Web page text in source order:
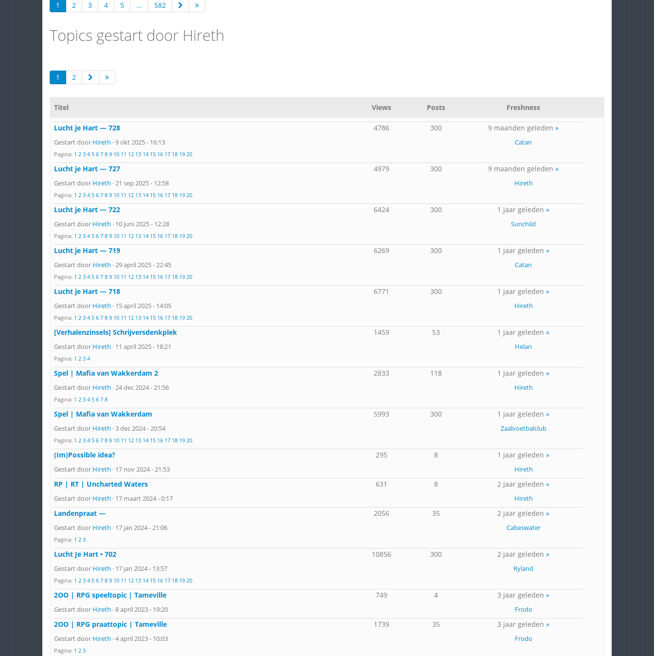
1 2 3 4 5 ... 582
Topics gestart door Hireth
1 2
Titel Views Posts Freshness
Lucht je Hart — 728
Gestart door Hireth · 9 okt 2025 - 16:13
Pagina: 1 2 3 4 5 6 7 8 9 10 11 12 13 14 15 16 17 18 19 20
4786 300 9 maanden geleden»
Catan
Lucht je Hart — 727
Gestart door Hireth · 21 sep 2025 - 12:58
Pagina: 1 2 3 4 5 6 7 8 9 10 11 12 13 14 15 16 17 18 19 20
4979 300 9 maanden geleden»
Hireth
Lucht je Hart — 722
Gestart door Hireth · 10 juni 2025 - 12:28
Pagina: 1 2 3 4 5 6 7 8 9 10 11 12 13 14 15 16 17 18 19 20
6424 300 1 jaar geleden»
Sunchild
Lucht je Hart — 719
Gestart door Hireth · 29 april 2025 - 22:45
Pagina: 1 2 3 4 5 6 7 8 9 10 11 12 13 14 15 16 17 18 19 20
6269 300 1 jaar geleden»
Catan
Lucht je Hart — 718
Gestart door Hireth · 15 april 2025 - 14:05
Pagina: 1 2 3 4 5 6 7 8 9 10 11 12 13 14 15 16 17 18 19 20
6771 300 1 jaar geleden»
Hireth
[Verhalenzinsels] Schrijversdenkplek
Gestart door Hireth · 11 april 2025 - 18:21
Pagina: 1 2 3 4
1459 53 1 jaar geleden»
Helan
Spel | Mafia van Wakkerdam 2
Gestart door Hireth · 24 dec 2024 - 21:56
Pagina: 1 2 3 4 5 6 7 8
2833 118 1 jaar geleden»
Hireth
Spel | Mafia van Wakkerdam
Gestart door Hireth · 3 dec 2024 - 20:54
Pagina: 1 2 3 4 5 6 7 8 9 10 11 12 13 14 15 16 17 18 19 20
5993 300 1 jaar geleden»
Zaalvoetbalclub
(Im)Possible idea?
Gestart door Hireth · 17 nov 2024 - 21:53
295 8 1 jaar geleden»
Hireth
RP | RT | Uncharted Waters
Gestart door Hireth · 17 maart 2024 - 0:17
631 8 2 jaar geleden»
Hireth
Landenpraat —
Gestart door Hireth · 17 jan 2024 - 21:06
Pagina: 1 2 3
2056 35 2 jaar geleden»
Cabeswater
Lucht Je Hart • 702
Gestart door Hireth · 17 jan 2024 - 13:57
Pagina: 1 2 3 4 5 6 7 8 9 10 11 12 13 14 15 16 17 18 19 20
10856 300 2 jaar geleden»
Ryland
2OO | RPG speeltopic | Tameville
Gestart door Hireth · 8 april 2023 - 19:20
749 4 3 jaar geleden»
Frodo
2OO | RPG praattopic | Tameville
Gestart door Hireth · 4 april 2023 - 10:03
Pagina: 1 2 3
1739 35 3 jaar geleden»
Frodo